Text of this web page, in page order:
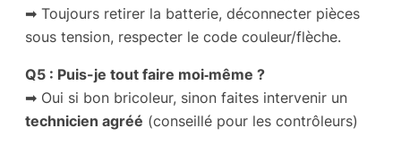
➡ Toujours retirer la batterie, déconnecter pièces
sous tension, respecter le code couleur/flèche.
Q5 : Puis-je tout faire moi‑même ?
➡ Oui si bon bricoleur, sinon faites intervenir un
technicien agréé (conseillé pour les contrôleurs)